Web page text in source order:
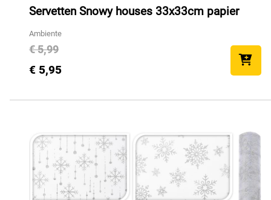
Servetten Snowy houses 33x33cm papier
Ambiente
€ 5,99
€ 5,95